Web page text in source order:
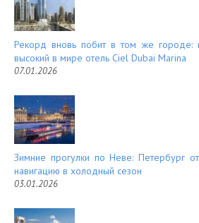
Рекорд вновь побит в том же городе:
высокий в мире отель Ciel Dubai Marina
07.01.2026
Зимние прогулки по Неве: Петербург
навигацию в холодный сезон
03.01.2026